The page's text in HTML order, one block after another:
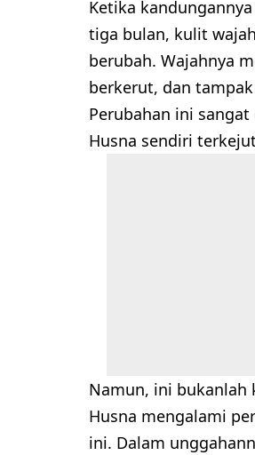
Ketika
tiga bulan, kulit
berubah. Wajahnya
berkerut, dan
Perubahan ini
Husna sendiri
Namun, ini bukanlah
Husna mengalami
ini. Dalam